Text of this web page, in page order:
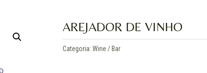
AREJADOR DE VINHO
Categoria: Wine / Bar